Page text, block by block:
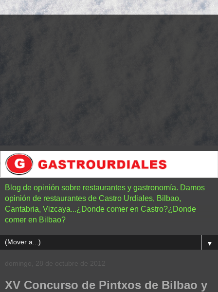
Blog de opinión sobre restaurantes y gastronomía. Damos
opinión de restaurantes de Castro Urdiales, Bilbao,
Cantabria, Vizcaya...¿Donde comer en Castro?¿Donde
comer en Bilbao?
▼
domingo, 28 de octubre de 2012
XV Concurso de Pintxos de Bilbao y